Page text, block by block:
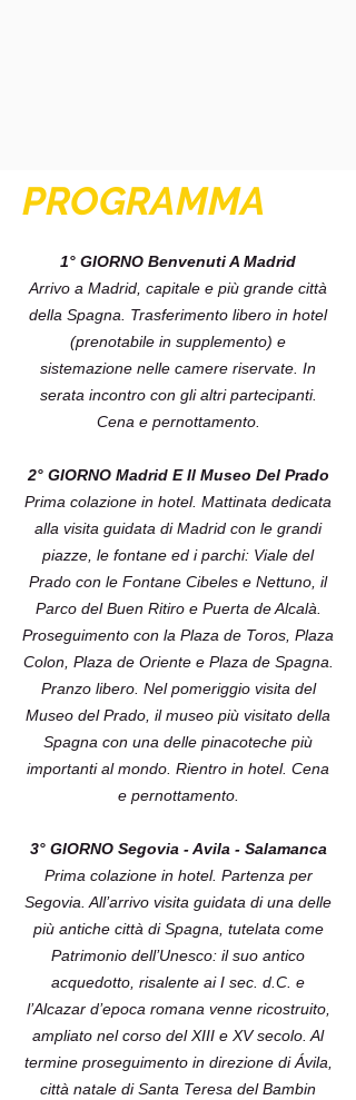
PROGRAMMA
1° GIORNO Benvenuti A Madrid
Arrivo a Madrid, capitale e più grande città
della Spagna. Trasferimento libero in hotel
(prenotabile in supplemento) e
sistemazione nelle camere riservate. In
serata incontro con gli altri partecipanti.
Cena e pernottamento.
2° GIORNO Madrid E Il Museo Del Prado
Prima colazione in hotel. Mattinata dedicata
alla visita guidata di Madrid con le grandi
piazze, le fontane ed i parchi: Viale del
Prado con le Fontane Cibeles e Nettuno, il
Parco del Buen Ritiro e Puerta de Alcalà.
Proseguimento con la Plaza de Toros, Plaza
Colon, Plaza de Oriente e Plaza de Spagna.
Pranzo libero. Nel pomeriggio visita del
Museo del Prado, il museo più visitato della
Spagna con una delle pinacoteche più
importanti al mondo. Rientro in hotel. Cena
e pernottamento.
3° GIORNO Segovia - Avila - Salamanca
Prima colazione in hotel. Partenza per
Segovia. All’arrivo visita guidata di una delle
più antiche città di Spagna, tutelata come
Patrimonio dell’Unesco: il suo antico
acquedotto, risalente ai I sec. d.C. e
l’Alcazar d’epoca romana venne ricostruito,
ampliato nel corso del XIII e XV secolo. Al
termine proseguimento in direzione di Ávila,
città natale di Santa Teresa del Bambin